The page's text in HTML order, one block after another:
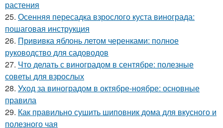
растения
25. Осенняя пересадка взрослого куста винограда:
пошаговая инструкция
26. Прививка яблонь летом черенками: полное
руководство для садоводов
27. Что делать с виноградом в сентябре: полезные
советы для взрослых
28. Уход за виноградом в октябре-ноябре: основные
правила
29. Как правильно сушить шиповник дома для вкусного и
полезного чая